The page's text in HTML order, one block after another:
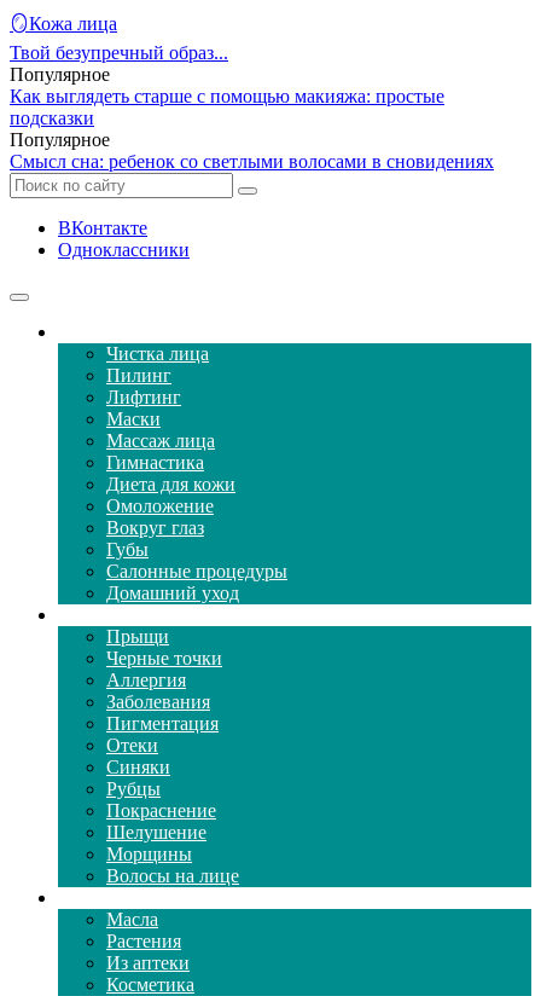
🪞Кожа лица
Твой безупречный образ...
Популярное
Как выглядеть старше с помощью макияжа: простые
подсказки
Популярное
Смысл сна: ребенок со светлыми волосами в сновидениях
ВКонтакте
Одноклассники
Чистка лица
Пилинг
Лифтинг
Маски
Массаж лица
Гимнастика
Диета для кожи
Омоложение
Вокруг глаз
Губы
Салонные процедуры
Домашний уход
Прыщи
Черные точки
Аллергия
Заболевания
Пигментация
Отеки
Синяки
Рубцы
Покраснение
Шелушение
Морщины
Волосы на лице
Масла
Растения
Из аптеки
Косметика